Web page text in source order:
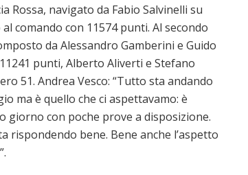
Rossa, navigato da Fabio Salvinelli su
comando con 11574 punti. Al secondo
da Alessandro Gamberini e Guido
punti, Alberto Aliverti e Stefano
51. Andrea Vesco: “Tutto sta andando
ma è quello che ci aspettavamo: è
giorno con poche prove a disposizione.
rispondendo bene. Bene anche l’aspetto